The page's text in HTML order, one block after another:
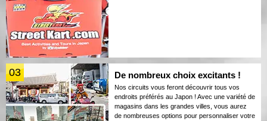
03 De nombreux choix excitants !
Nos circuits vous feront découvrir tous vos
endroits préférés au Japon ! Avec une variété de
magasins dans les grandes villes, vous aurez
de nombreuses options pour personnaliser votre